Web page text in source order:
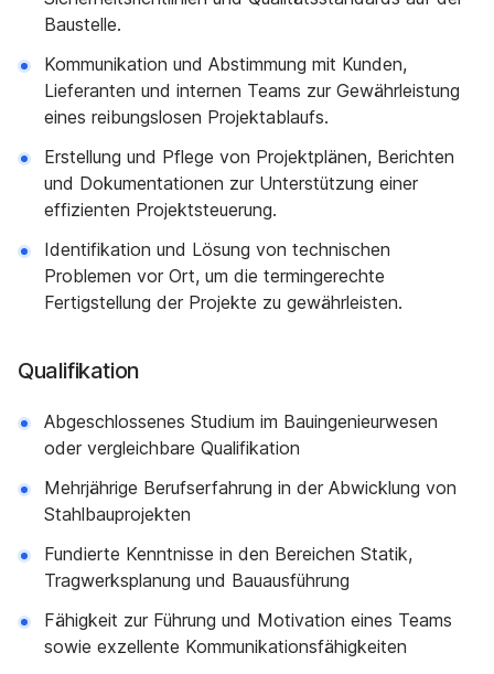
Baustelle.
Kommunikation und Abstimmung mit Kunden,
Lieferanten und internen Teams zur Gewährleistung
eines reibungslosen Projektablaufs.
Erstellung und Pflege von Projektplänen, Berichten
und Dokumentationen zur Unterstützung einer
effizienten Projektsteuerung.
Identifikation und Lösung von technischen
Problemen vor Ort, um die termingerechte
Fertigstellung der Projekte zu gewährleisten.
Qualifikation
Abgeschlossenes Studium im Bauingenieurwesen
oder vergleichbare Qualifikation
Mehrjährige Berufserfahrung in der Abwicklung von
Stahlbauprojekten
Fundierte Kenntnisse in den Bereichen Statik,
Tragwerksplanung und Bauausführung
Fähigkeit zur Führung und Motivation eines Teams
sowie exzellente Kommunikationsfähigkeiten